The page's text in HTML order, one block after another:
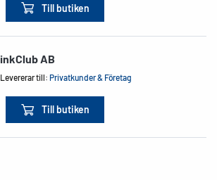
Till butiken
inkClub AB
Levererar till:Privatkunder & Företag
Till butiken